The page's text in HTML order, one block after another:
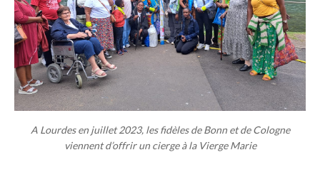
A Lourdes en juillet 2023, les fidèles de Bonn et de Cologne
viennent d’offrir un cierge à la Vierge Marie